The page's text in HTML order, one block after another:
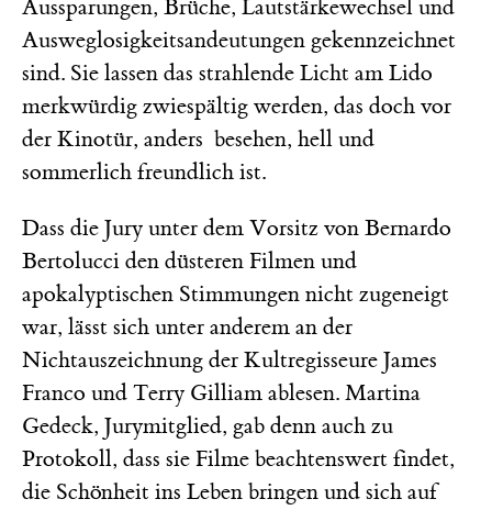
Aussparungen, Brüche, Lautstärkewechsel und
Ausweglosigkeitsandeutungen gekennzeichnet
sind. Sie lassen das strahlende Licht am Lido
merkwürdig zwiespältig werden, das doch vor
der Kinotür, anders besehen, hell und
sommerlich freundlich ist.
Dass die Jury unter dem Vorsitz von Bernardo
Bertolucci den düsteren Filmen und
apokalyptischen Stimmungen nicht zugeneigt
war, lässt sich unter anderem an der
Nichtauszeichnung der Kultregisseure James
Franco und Terry Gilliam ablesen. Martina
Gedeck, Jurymitglied, gab denn auch zu
Protokoll, dass sie Filme beachtenswert findet,
die Schönheit ins Leben bringen und sich auf